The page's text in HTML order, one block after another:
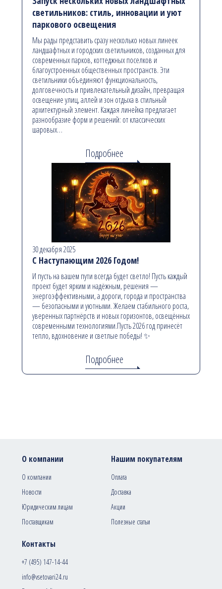
светильников: стиль, инновации и уют
паркового освещения
Мы рады представить сразу несколько новых линеек
ландшафтных и городских светильников, созданных для
современных парков, коттеджных поселков и
благоустроенных общественных пространств. Эти
светильники объединяют функциональность,
долговечность и привлекательный дизайн, превращая
освещение улиц, аллей и зон отдыха в стильный
архитектурный элемент. Каждая линейка предлагает
разнообразие форм и решений: от классических
шаровых…
Подробнее
30 декабря 2025
С Наступающим 2026 Годом!
И пусть на вашем пути всегда будет светло! Пусть каждый
проект будет ярким и надёжным, решения —
энергоэффективными, а дороги, города и пространства
— безопасными и уютными. Желаем стабильного роста,
уверенных партнёрств и новых горизонтов, освещённых
современными технологиями.Пусть 2026 год принесёт
тепло, вдохновение и светлые победы! ✨
Подробнее
Контакты
+7 (495) 147-14-44
info@vsetovari24.ru
О компании
О компании
Новости
Юридическим лицам
Поставщикам
Нашим покупателям
Оплата
Доставка
Акции
Полезные статьи